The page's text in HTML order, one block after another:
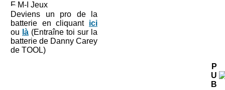
M-I Jeux
Deviens un pro de la
batterie en cliquant ici
ou là (Entraîne toi sur la
batterie de Danny Carey
de TOOL)
P
U
B